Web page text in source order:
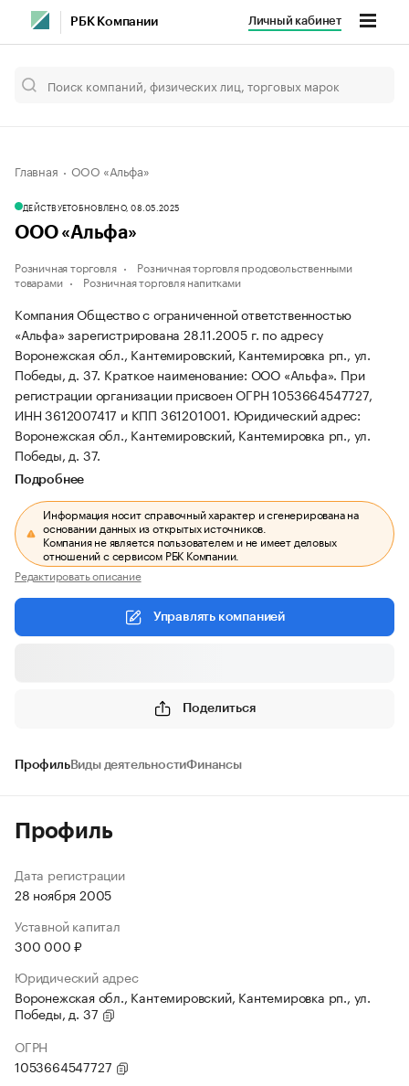
РБК Компании Личный кабинет
Главная ООО «Альфа»
ДЕЙСТВУЕТОБНОВЛЕНО, 08.05.2025
ООО «Альфа»
Розничная торговля
Розничная торговля продовольственными
товарами
Розничная торговля напитками
Компания Общество с ограниченной ответственностью
«Альфа» зарегистрирована 28.11.2005 г. по адресу
Воронежская обл., Кантемировский, Кантемировка рп., ул.
Победы, д. 37. Краткое наименование: ООО «Альфа». При
регистрации организации присвоен ОГРН 1053664547727,
ИНН 3612007417 и КПП 361201001. Юридический адрес:
Воронежская обл., Кантемировский, Кантемировка рп., ул.
Победы, д. 37.
Подробнее
Информация носит справочный характер и сгенерирована на
основании данных из открытых источников.
Компания не является пользователем и не имеет деловых
отношений с сервисом РБК Компании.
Редактировать описание
Управлять компанией
Поделиться
ПрофильВиды деятельностиФинансы
Профиль
Дата регистрации
28 ноября 2005
Уставной капитал
300 000 ₽
Юридический адрес
Воронежская обл., Кантемировский, Кантемировка рп., ул.
Победы, д. 37
ОГРН
1053664547727